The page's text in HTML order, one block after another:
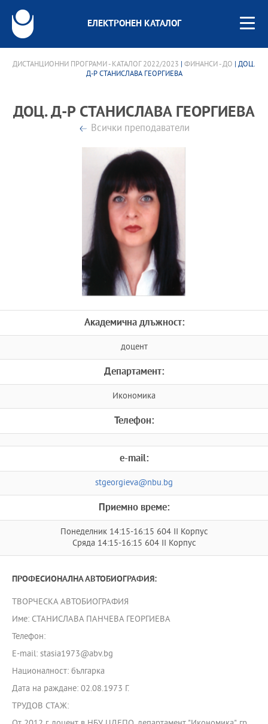
ЕЛЕКТРОНЕН КАТАЛОГ
ДИСТАНЦИОННИ ПРОГРАМИ - КАТАЛОГ 2022/2023 ФИНАНСИ - ДО | ДОЦ.
Д-Р СТАНИСЛАВА ГЕОРГИЕВА
ДОЦ. Д-Р СТАНИСЛАВА ГЕОРГИЕВА
Всички преподаватели
Академична длъжност:
доцент
Департамент:
Икономика
Телефон:
e-mail:
stgeorgieva@nbu.bg
Приемно време:
Понеделник 14:15-16:15 604 II Корпус
Сряда 14:15-16:15 604 II Корпус
ПРОФЕСИОНАЛНА АВТОБИОГРАФИЯ:
ТВОРЧЕСКА АВТОБИОГРАФИЯ
Име: СТАНИСЛАВА ПАНЧЕВА ГЕОРГИЕВА
Телефон:
E-mail: stasia1973@abv.bg
Националност: българка
Дата на раждане: 02.08.1973 Г.
ТРУДОВ СТАЖ: